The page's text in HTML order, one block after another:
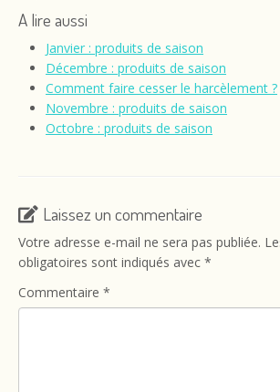
A lire aussi
Janvier : produits de saison
Décembre : produits de saison
Comment faire cesser le harcèlement ?
Novembre : produits de saison
Octobre : produits de saison
Laissez un commentaire
Votre adresse e-mail ne sera pas publiée.
obligatoires sont indiqués avec *
Commentaire *